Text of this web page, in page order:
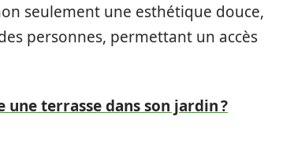
seulement une esthétique douce,
personnes, permettant un accès
terrasse dans son jardin ?